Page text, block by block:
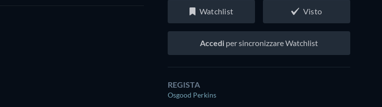
Watchlist Visto
Accedi per sincronizzare Watchlist
REGISTA
Osgood Perkins